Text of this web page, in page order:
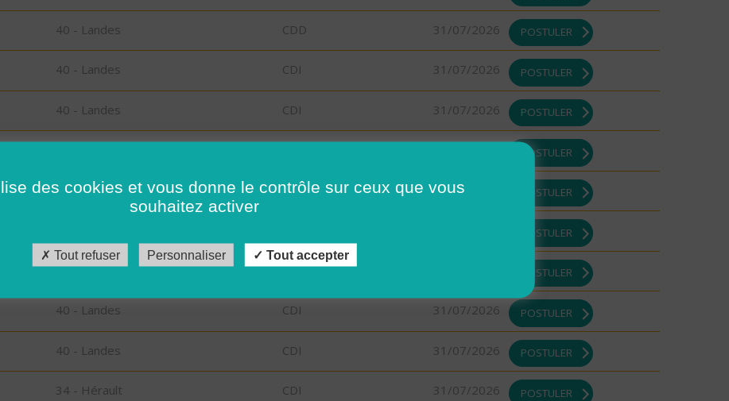
40 - Landes CDD 31/07/2026 POSTULER
40 - Landes CDI 31/07/2026 POSTULER
40 - Landes CDI 31/07/2026 POSTULER
POSTULER
73 - Savoie CDI 31/07/2026 POSTULER
POSTULER
40 - Landes CDI POSTULER
40 - Landes CDI 31/07/2026 POSTULER
40 - Landes CDI 31/07/2026 POSTULER
34 - Hérault CDI 31/07/2026 POSTULER
des cookies et vous donne le contrôle sur ceux que vous
souhaitez activer
Tout refuser Personnaliser Tout accepter